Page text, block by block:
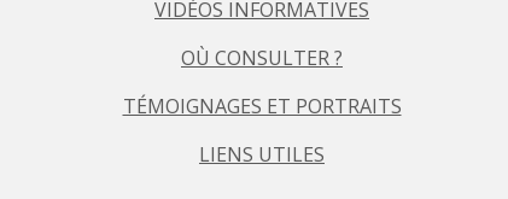
VIDÉOS INFORMATIVES
OÙ CONSULTER ?
TÉMOIGNAGES ET PORTRAITS
LIENS UTILES